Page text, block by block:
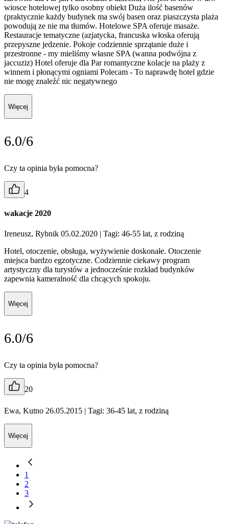
wiosce hotelowej tylko osobny obiekt Duża ilość basenów
(praktycznie każdy budynek ma swój basen oraz piaszczysta plaża
powodują ze nie ma tłumów. Hotelowe SPA oferuje masaże.
Restauracje tematyczne (azjatycka, francuska włoska oferują
przepyszne jedzenie. Pokoje codziennie sprzątanie duże i
przestronne - my mieliśmy własne SPA (wanna podwójna z
jaccuziz) Hotel oferuje dla Par romantyczne kolacje na plaży z
winnem i płonącymi ogniami Polecam - To naprawdę hotel gdzie
nie mogę znaleźć nic negatywnego
Więcej
6.0/6
Czy ta opinia była pomocna?
4
wakacje 2020
Ireneusz, Rybnik 05.02.2020 | Tagi: 46-55 lat, z rodziną
Hotel, otoczenie, obsługa, wyżywienie doskonałe. Otoczenie
miejsca bardzo egzotyczne. Codziennie ciekawy program
artystyczny dla turystów a jednocześnie rozkład budynków
zapewnia kameralność dla chcących spokoju.
Więcej
6.0/6
Czy ta opinia była pomocna?
20
Ewa, Kutno 26.05.2015 | Tagi: 36-45 lat, z rodziną
Więcej
1
2
3